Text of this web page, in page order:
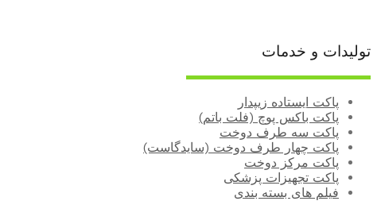
تولیدات و خدمات
پاکت ایستاده زیپدار
پاکت باکس پوچ (فلت باتم)
پاکت سه طرف دوخت
پاکت چهار طرف دوخت (سایدگاست)
پاکت مرکز دوخت
پاکت تجهیزات پزشکی
فیلم های بسته‌ بندی